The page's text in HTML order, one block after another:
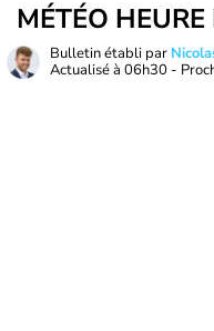
MÉTÉO
Bulletin établi par
Actualisé à 06h30 -